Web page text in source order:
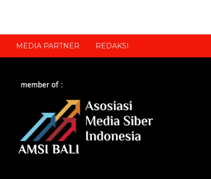
MEDIA PARTNER REDAKSI